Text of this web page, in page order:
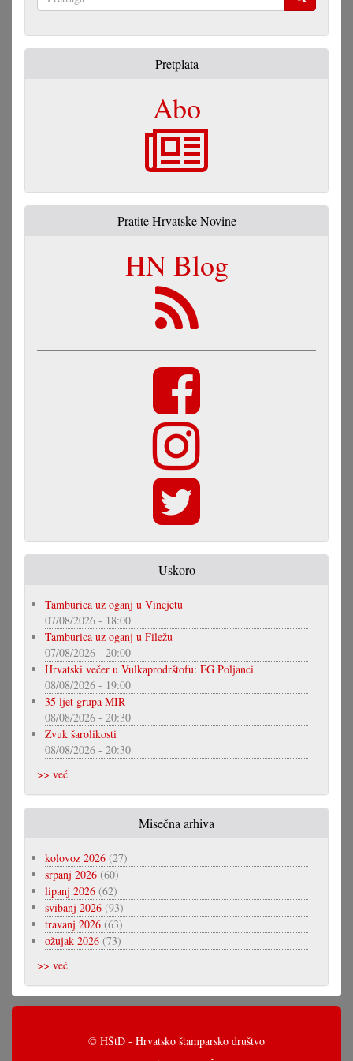
Pretplata
Abo
Pratite Hrvatske Novine
HN Blog
Uskoro
Tamburica uz oganj u Vincjetu
07/08/2026 - 18:00
Tamburica uz oganj u Filežu
07/08/2026 - 20:00
Hrvatski večer u Vulkaprodrštofu: FG Poljanci
08/08/2026 - 19:00
35 ljet grupa MIR
08/08/2026 - 20:30
Zvuk šarolikosti
08/08/2026 - 20:30
>> već
Misečna arhiva
kolovoz 2026 (27)
srpanj 2026 (60)
lipanj 2026 (62)
svibanj 2026 (93)
travanj 2026 (63)
ožujak 2026 (73)
>> već
© HŠtD - Hrvatsko štamparsko društvo